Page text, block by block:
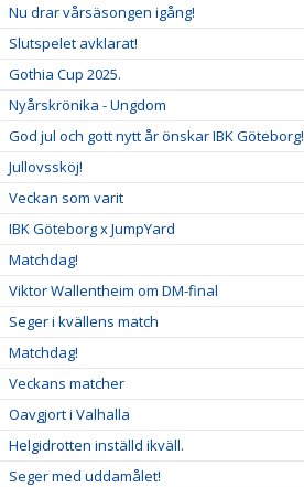
Nu drar vårsäsongen igång!
Slutspelet avklarat!
Gothia Cup 2025.
Nyårskrönika - Ungdom
God jul och gott nytt år önskar IBK Göteborg!
Jullovssköj!
Veckan som varit
IBK Göteborg x JumpYard
Matchdag!
Viktor Wallentheim om DM-final
Seger i kvällens match
Matchdag!
Veckans matcher
Oavgjort i Valhalla
Helgidrotten inställd ikväll.
Seger med uddamålet!